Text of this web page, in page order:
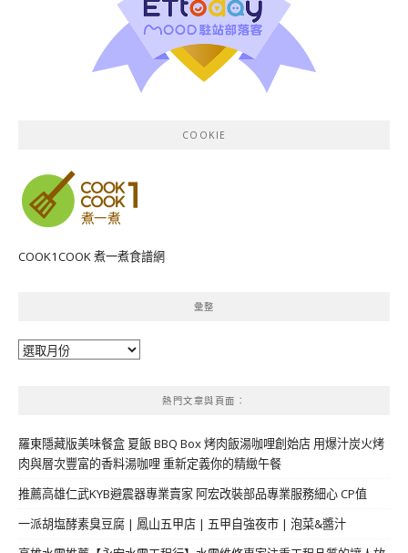
COOKIE
COOK1COOK 煮一煮食譜網
彙整
彙
熱門文章與頁面︰
羅東隱藏版美味餐盒 夏飯 BBQ Box 烤肉飯湯咖哩創始店 用爆汁炭火烤
肉與層次豐富的香料湯咖哩 重新定義你的精緻午餐
推薦高雄仁武KYB避震器專業賣家 阿宏改裝部品專業服務細心 CP值
一派胡塩酵素臭豆腐 | 鳳山五甲店 | 五甲自強夜市 | 泡菜&醬汁